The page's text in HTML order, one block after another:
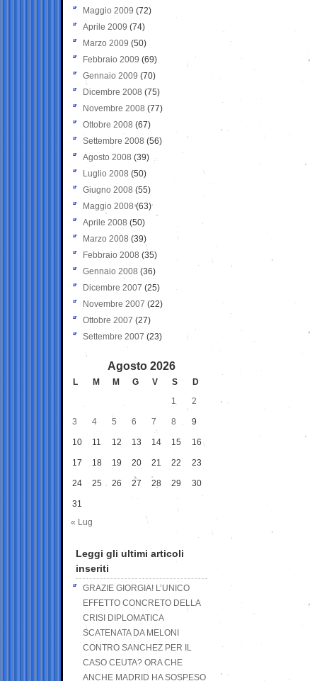
Maggio 2009 (72)
Aprile 2009 (74)
Marzo 2009 (50)
Febbraio 2009 (69)
Gennaio 2009 (70)
Dicembre 2008 (75)
Novembre 2008 (77)
Ottobre 2008 (67)
Settembre 2008 (56)
Agosto 2008 (39)
Luglio 2008 (50)
Giugno 2008 (55)
Maggio 2008(63)
Aprile 2008 (50)
Marzo 2008 (39)
Febbraio 2008 (35)
Gennaio 2008 (36)
Dicembre 2007 (25)
Novembre 2007 (22)
Ottobre 2007 (27)
Settembre 2007 (23)
Agosto 2026
L M M G V S
D
1
2
3 4 5 6 7 8 9
10 11 12 13 14 15 16
17 18 19 20 21 22 23
24 25 26 27 28 29 30
31
« Lug
Leggi gli ultimi articoli
inseriti
GRAZIE GIORGIA! L’UNICO
EFFETTO CONCRETO DELLA
CRISI DIPLOMATICA
SCATENATA DA MELONI
CONTRO SANCHEZ PER IL
CASO CEUTA? ORA CHE
ANCHE MADRID HA SOSPESO